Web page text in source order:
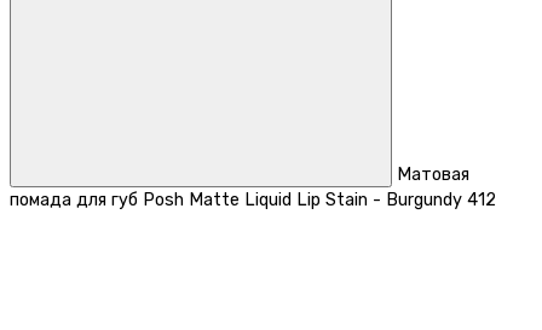
Матовая
помада для губ Posh Matte Liquid Lip Stain - Burgundy 412